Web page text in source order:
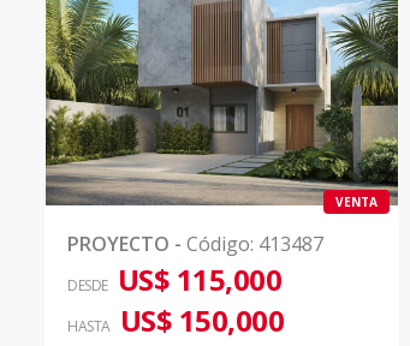
VENTA
PROYECTO - Código: 413487
DESDE US$ 115,000
HASTA US$ 150,000